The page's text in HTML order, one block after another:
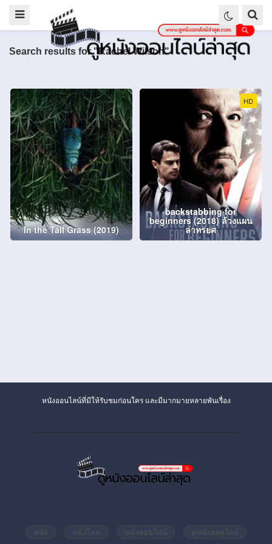
Search results for "Rachel Wilson"
In the Tall Grass (2019)
HD
backstabbing for
beginners (2018) ล้วงแผน
ล่าทรยศ
หนังออนไลน์ที่มีให้รับชมก่อนใคร และมีมากมายหลายพันเรื่อง
หนัง หนังใหม่ หนังออนไลน์ ดูหนังออนไลน์